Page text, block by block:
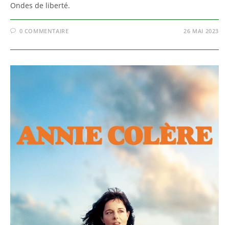
Ondes de liberté.
0 COMMENTAIRE 26 MAI 2023